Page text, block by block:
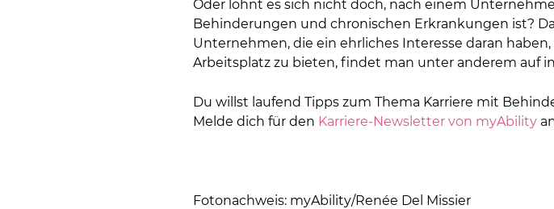
Oder lohnt es sich nicht doch, nach einem
Behinderungen und chronischen Erkrankungen ist?
Unternehmen, die ein ehrliches Interesse daran
Arbeitsplatz zu bieten, findet man unter anderem auf
Du willst laufend Tipps zum Thema Karriere mit
Melde dich für den Karriere-Newsletter von myAbility
Fotonachweis: myAbility/Renée Del Missier